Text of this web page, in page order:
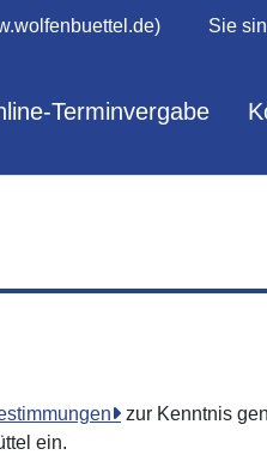
Sie
Terminvergabe
zur Kenntnis
ein.